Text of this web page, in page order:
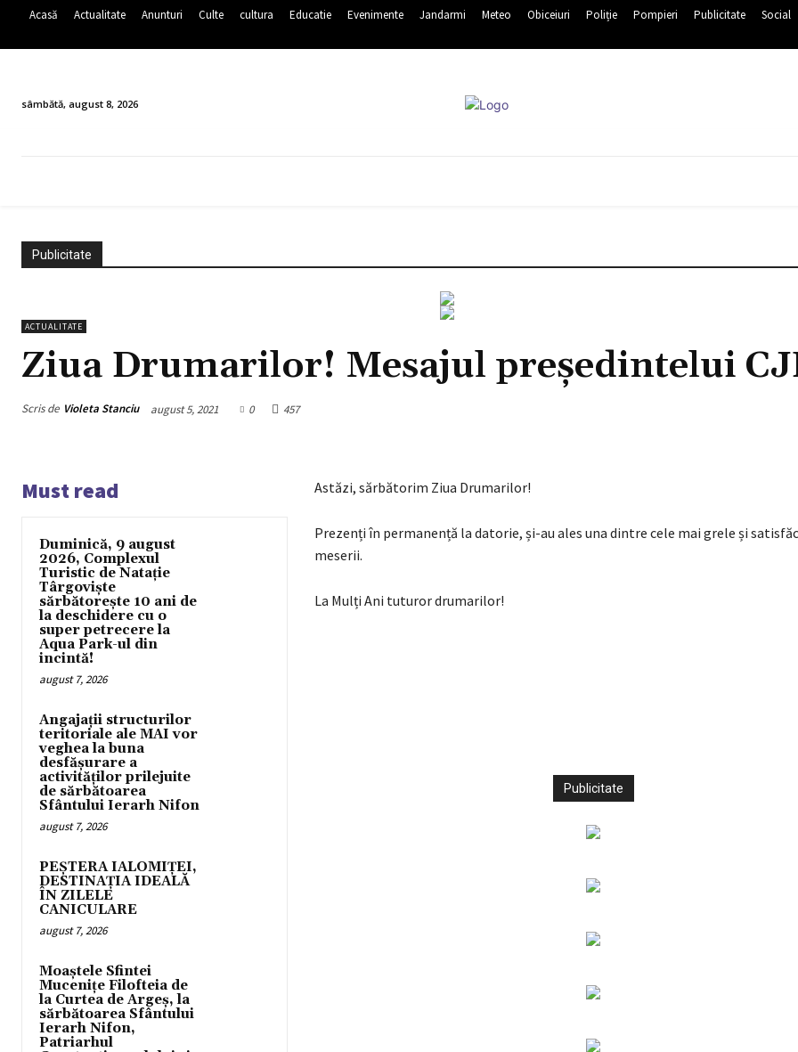
Acasă Actualitate Anunturi Culte cultura Educatie Evenimente Jandarmi Meteo Obiceiuri Poliție Pompieri Publicitate Social
sâmbătă, august 8, 2026
Publicitate
ACTUALITATE
Ziua Drumarilor! Mesajul președintelui
Scris de Violeta Stanciu august 5, 2021 0 457
Must read
Duminică, 9 august
2026, Complexul
Turistic de Natație
Târgoviște
sărbătorește 10 ani de
la deschidere cu o
super petrecere la
Aqua Park-ul din
incintă!
august 7, 2026
Angajații structurilor
teritoriale ale MAI vor
veghea la buna
desfășurare a
activităților prilejuite
de sărbătoarea
Sfântului Ierarh Nifon
august 7, 2026
PEȘTERA IALOMIȚEI,
DESTINAȚIA IDEALĂ
ÎN ZILELE
CANICULARE
august 7, 2026
Moaștele Sfintei
Mucenițe Filofteia de
la Curtea de Argeș, la
sărbătoarea Sfântului
Ierarh Nifon,
Patriarhul
Astăzi, sărbătorim Ziua Drumarilor!
Prezenți în permanență la datorie, și-au ales una dintre cele mai grele și
meserii.
La Mulți Ani tuturor drumarilor!
Publicitate